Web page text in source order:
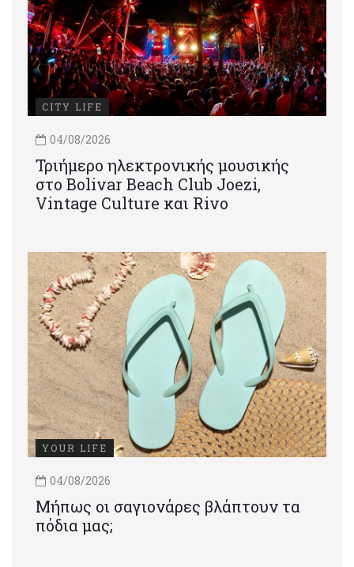
CITY LIFE
04/08/2026
Τριήμερο ηλεκτρονικής μουσικής
στο Bolivar Beach Club Joezi,
Vintage Culture και Rivo
YOUR LIFE
04/08/2026
Μήπως οι σαγιονάρες βλάπτουν τα
πόδια μας;